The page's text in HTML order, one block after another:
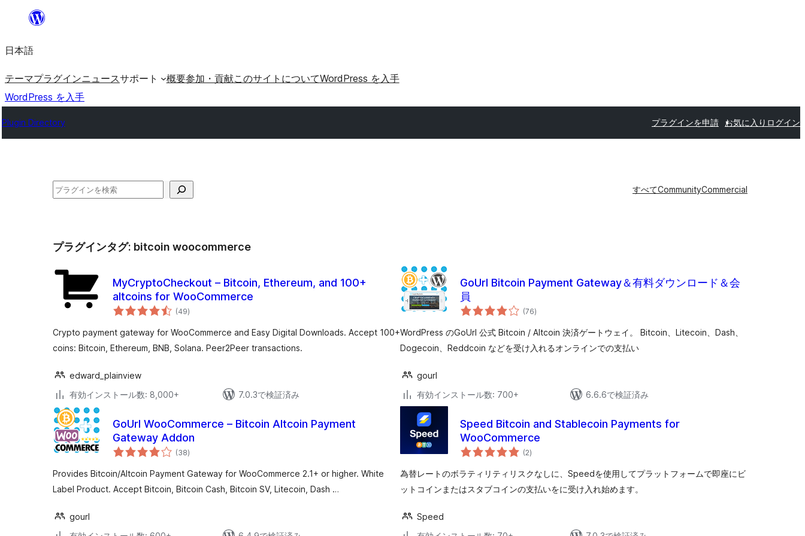
を
ッ
プ
日本語
テーマプラグインニュースサポート 概要参加・貢献このサイトについてWordPress を入手
WordPress を入手
Plugin Directory プラグインを申請 お気に入り ログイン
検
すべてCommunityCommercial
プラグインタグ: bitcoin woocommerce
MyCryptoCheckout – Bitcoin, Ethereum, and 100+
altcoins for WooCommerce
(49個
の
価
)
Crypto payment gateway for WooCommerce and Easy Digital Downloads. Accept 100+
coins: Bitcoin, Ethereum, BNB, Solana. Peer2Peer transactions.
edward_plainview
有効インストール数: 8,000+
7.0.3で検証済み
GoUrl Bitcoin Payment Gateway＆有料ダウンロード＆会
員
(76個
の
価
)
WordPress のGoUrl 公式 Bitcoin / Altcoin 決済ゲートウェイ。 Bitcoin、Litecoin、Dash、
Dogecoin、Reddcoin などを受け入れるオンラインでの支払い
gourl
有効インストール数: 700+
6.6.6で検証済み
GoUrl WooCommerce – Bitcoin Altcoin Payment
Gateway Addon
(38個
の
価
)
Provides Bitcoin/Altcoin Payment Gateway for WooCommerce 2.1+ or higher. White
Label Product. Accept Bitcoin, Bitcoin Cash, Bitcoin SV, Litecoin, Dash …
gourl
Speed Bitcoin and Stablecoin Payments for
WooCommerce
(2個
の
価
)
為替レートのボラティリティリスクなしに、Speedを使用してプラットフォームで即座にビ
ットコインまたはスタブコインの支払いをに受け入れ始めます。
Speed